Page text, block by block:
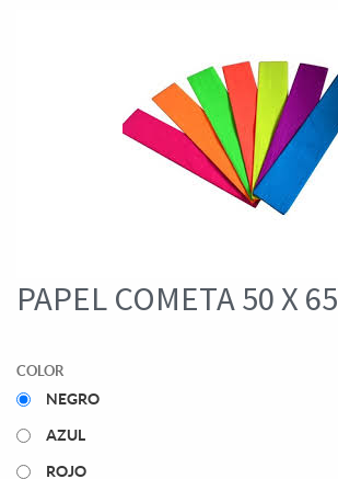
PAPEL COMETA 50 X 65
COLOR
NEGRO
AZUL
ROJO